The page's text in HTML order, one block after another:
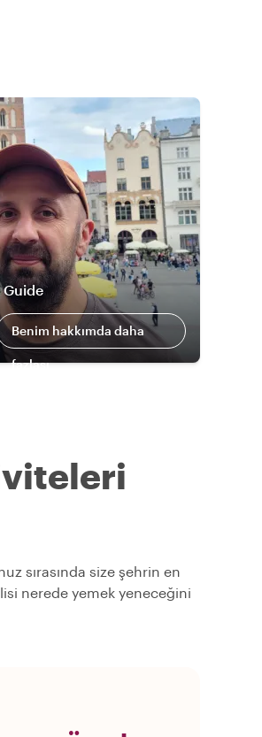
Guide
Benim hakkımda daha
fazlası
sırasında size şehrin en
nerede yemek yeneceğini